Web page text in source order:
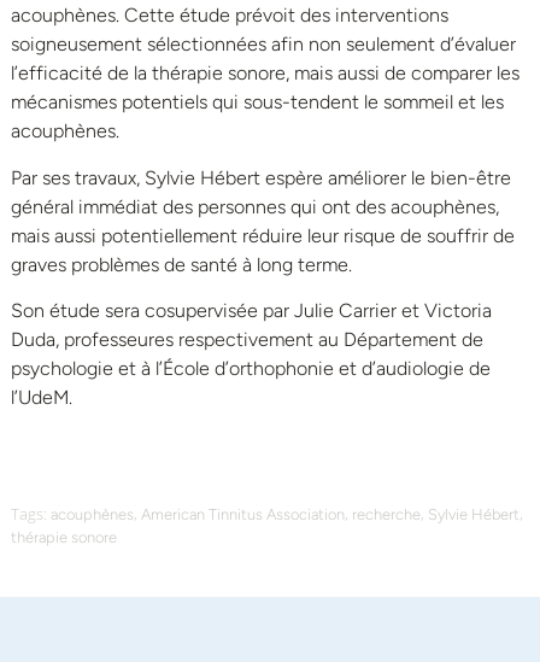
acouphènes. Cette étude prévoit des interventions
soigneusement sélectionnées afin non seulement d’évaluer
l’efficacité de la thérapie sonore, mais aussi de comparer les
mécanismes potentiels qui sous-tendent le sommeil et les
acouphènes.
Par ses travaux, Sylvie Hébert espère améliorer le bien-être
général immédiat des personnes qui ont des acouphènes,
mais aussi potentiellement réduire leur risque de souffrir de
graves problèmes de santé à long terme.
Son étude sera cosupervisée par Julie Carrier et Victoria
Duda, professeures respectivement au Département de
psychologie et à l’École d’orthophonie et d’audiologie de
l’UdeM.
Tags: acouphènes, American Tinnitus Association, recherche, Sylvie Hébert ,
thérapie sonore